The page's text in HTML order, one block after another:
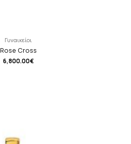
Γυναικείοι
Rose Cross
6,800.00€